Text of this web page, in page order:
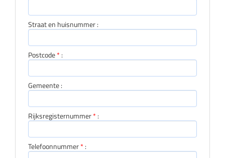
Straat en huisnummer :
Postcode*:
Gemeente :
Rijksregisternummer*:
Telefoonnummer*: